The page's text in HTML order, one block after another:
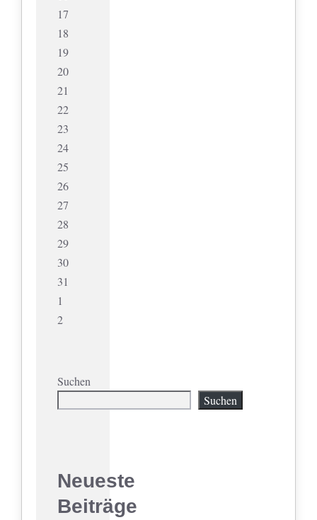
17
18
19
20
21
22
23
24
25
26
27
28
29
30
31
1
2
Suchen
Suchen
Neueste
Beiträge